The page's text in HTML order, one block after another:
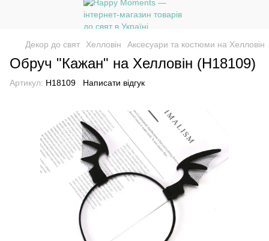
Декор до свят Хелловін Аксесуари та костюми на Хелловін
Обруч "Кажан" на Хелловін (H18109)
Артикул: H18109 Написати відгук